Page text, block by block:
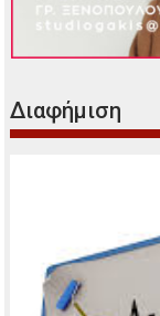
Διαφήμιση